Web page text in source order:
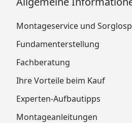
Montageservice und
Fundamenterstellung
Fachberatung
Ihre Vorteile beim Kauf
Experten-Aufbautipps
Montageanleitungen